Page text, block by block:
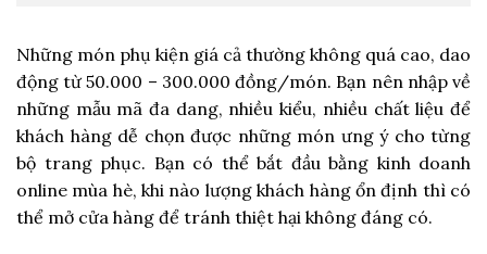
Những món phụ kiện giá cả thường không quá cao, dao
động từ 50.000 – 300.000 đồng/món. Bạn nên nhập về
những mẫu mã đa dang, nhiều kiểu, nhiều chất liệu để
khách hàng dễ chọn được những món ưng ý cho từng
bộ trang phục. Bạn có thể bắt đầu bằng kinh doanh
online mùa hè, khi nào lượng khách hàng ổn định thì có
thể mở cửa hàng để tránh thiệt hại không đáng có.